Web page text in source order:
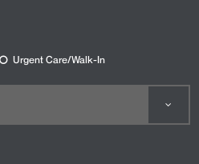
Urgent Care/Walk-In